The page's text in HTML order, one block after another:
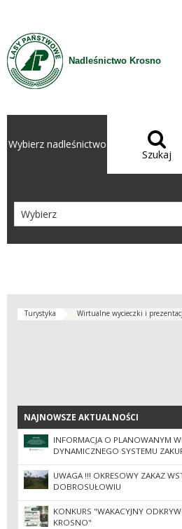
Nadleśnictwo Krosno
Wybierz nadleśnictwo 
Szukaj
Turystyka Wirtualne wycieczki i
NAJNOWSZE AKTUALNOŚCI
NAJNOWSZE AKTUALNOŚCI
INFORMACJA O PLANOWANYM
DYNAMICZNEGO SYSTEMU
UWAGA !!! OKRESOWY ZAKAZ
DOBROSUŁOWIU
KONKURS "WAKACYJNY
KROSNO"